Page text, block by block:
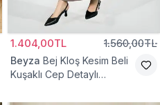
1.404,00TL 1.560,00TL
Beyza Bej Kloş Kesim Beli
Kuşaklı Cep Detaylı